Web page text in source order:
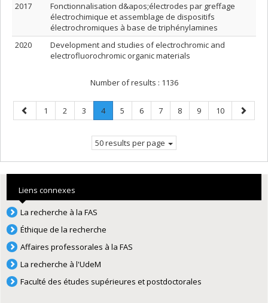
2017
Fonctionnalisation d&apos;électrodes par greffage
électrochimique et assemblage de dispositifs
électrochromiques à base de triphénylamines
2020
Development and studies of electrochromic and
electrofluorochromic organic materials
Number of results : 1136
Previous
page
Page
1 Page
2 Page
3 Page
4.
Current
Page
5 Page
6 Page
7 Page
8 Page
9 Page
10
Next
page
50 results per page
Liens connexes
La recherche à la FAS
Éthique de la recherche
Affaires professorales à la FAS
La recherche à l'UdeM
Faculté des études supérieures et postdoctorales